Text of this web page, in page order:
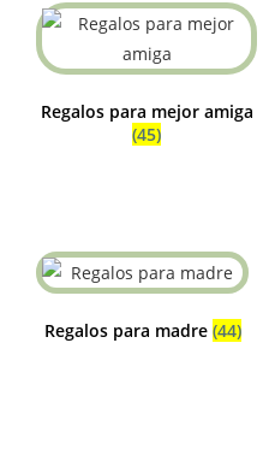
Regalos para mejor amiga
(45)
Regalos para madre (44)